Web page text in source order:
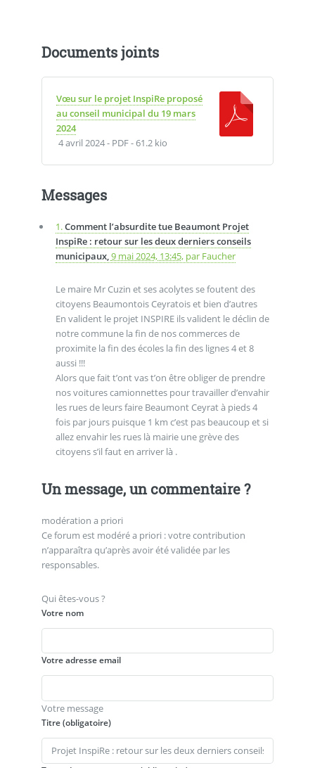
Documents joints
Vœu sur le projet InspiRe proposé
au conseil municipal du 19 mars
2024
4 avril 2024- PDF-61.2 kio
Messages
1.Comment l’absurdite tue Beaumont Projet
InspiRe : retour sur les deux derniers conseils
municipaux,9 mai 2024, 13:45, par Faucher
Le maire Mr Cuzin et ses acolytes se foutent des
citoyens Beaumontois Ceyratois et bien d’autres
En valident le projet INSPIRE ils valident le déclin de
notre commune la fin de nos commerces de
proximite la fin des écoles la fin des lignes 4 et 8
aussi !!!
Alors que fait t’ont vas t’on être obliger de prendre
nos voitures camionnettes pour travailler d’envahir
les rues de leurs faire Beaumont Ceyrat à pieds 4
fois par jours puisque 1 km c’est pas beaucoup et si
allez envahir les rues là mairie une grève des
citoyens s’il faut en arriver là .
Un message, un commentaire ?
modération a priori
Ce forum est modéré a priori : votre contribution
n’apparaîtra qu’après avoir été validée par les
responsables.
Qui êtes-vous ?
Votre nom
Votre adresse email
Votre message
Titre (obligatoire)